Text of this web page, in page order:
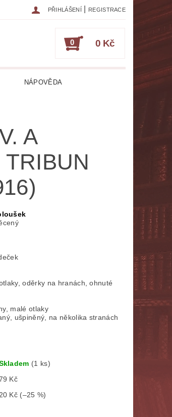
PŘIHLÁŠENÍ REGISTRACE
0 0 Kč
NÁPOVĚDA
HUDEBNÍ NAUKA
LÉKAŘSKÁ
SOCIOLOGIE
ZOBRAZ VŠE
A
oděrky na hranách, ohnuté
malé otlaky
ušpiněný, na několika stranách
(1 ks)
Kč
20 Kč (–25 %)